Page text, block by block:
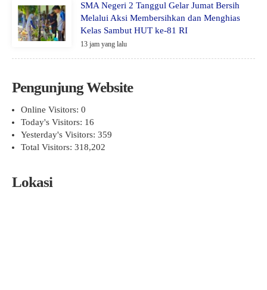
SMA Negeri 2 Tanggul Gelar Jumat Bersih
Melalui Aksi Membersihkan dan Menghias
Kelas Sambut HUT ke-81 RI
13 jam yang lalu
Pengunjung Website
Online Visitors: 0
Today's Visitors: 16
Yesterday's Visitors: 359
Total Visitors: 318,202
Lokasi